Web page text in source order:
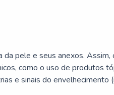
da pele e seus anexos.
como o uso de produtos
e sinais do envelhecimento